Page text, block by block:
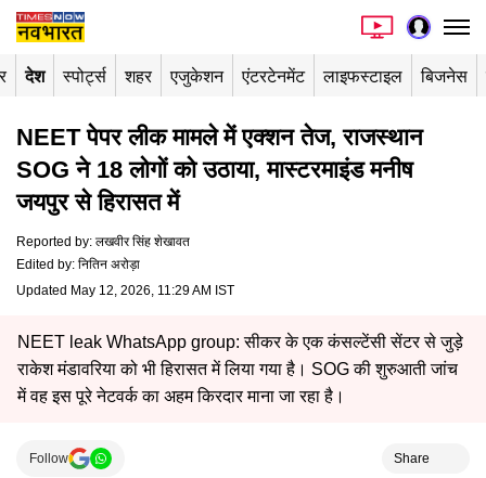
देश स्पोर्ट्स शहर एजुकेशन एंटरटेनमेंट लाइफस्टाइल बिजनेस
NEET पेपर लीक मामले में एक्शन तेज, राजस्थान
SOG ने 18 लोगों को उठाया, मास्टरमाइंड मनीष
जयपुर से हिरासत में
Reported by: लखवीर सिंह शेखावत
Edited by: नितिन अरोड़ा
Updated May 12, 2026, 11:29 AM IST
NEET leak WhatsApp group: सीकर के एक कंसल्टेंसी सेंटर से जुड़े
राकेश मंडावरिया को भी हिरासत में लिया गया है। SOG की शुरुआती जांच
में वह इस पूरे नेटवर्क का अहम किरदार माना जा रहा है।
Follow Share